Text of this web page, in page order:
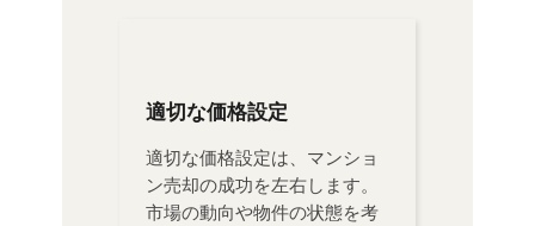
適切な価格設定
適切な価格設定は、マンショ
ン売却の成功を左右します。
市場の動向や物件の状態を考